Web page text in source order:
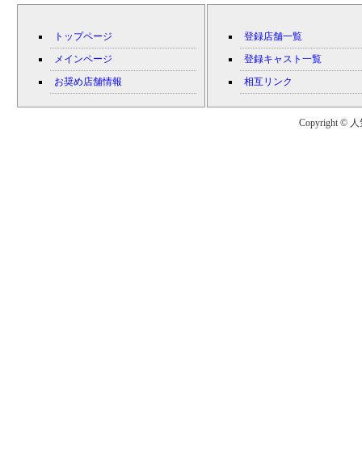
トップページ
メインページ
お奨め店舗情報
登録店舗一覧
登録キャスト一覧
相互リンク
Copyright © 人